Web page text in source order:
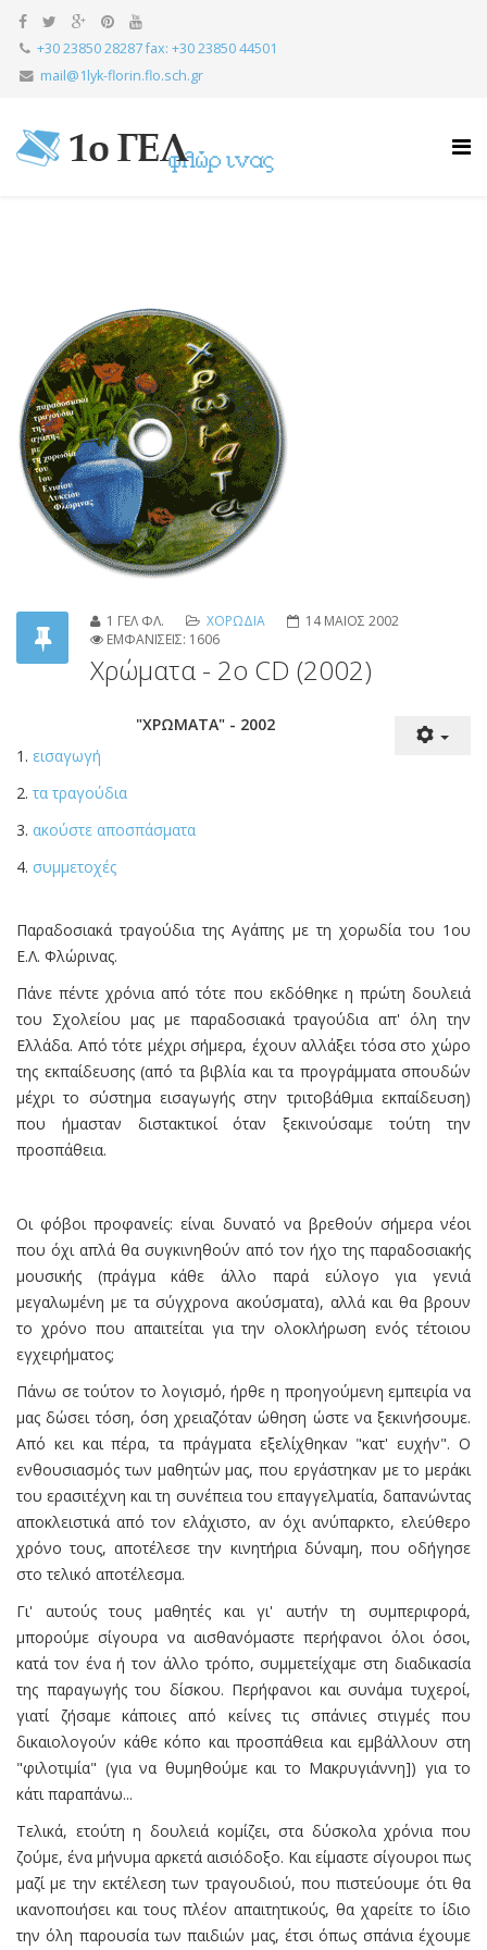
+30 23850 28287 fax: +30 23850 44501
mail@1lyk-florin.flo.sch.gr
1 ΓΕΛ ΦΛ. ΧΟΡΩΔΙΑ
14 ΜΑΙΟΣ 2002
ΕΜΦΑΝΙΣΕΙΣ: 1606
Χρώματα - 2ο CD (2002)
"ΧΡΩΜΑΤΑ" - 2002
1. εισαγωγή
2. τα τραγούδια
3. ακούστε αποσπάσματα
4. συμμετοχές
Παραδοσιακά τραγούδια της Αγάπης με τη χορωδία του 1ου
Ε.Λ. Φλώρινας.
Πάνε πέντε χρόνια από τότε που εκδόθηκε η πρώτη δουλειά
του Σχολείου μας με παραδοσιακά τραγούδια απ' όλη την
Ελλάδα. Από τότε μέχρι σήμερα, έχουν αλλάξει τόσα στο χώρο
της εκπαίδευσης (από τα βιβλία και τα προγράμματα σπουδών
μέχρι το σύστημα εισαγωγής στην τριτοβάθμια εκπαίδευση)
που ήμασταν διστακτικοί όταν ξεκινούσαμε τούτη την
προσπάθεια.
Οι φόβοι προφανείς: είναι δυνατό να βρεθούν σήμερα νέοι
που όχι απλά θα συγκινηθούν από τον ήχο της παραδοσιακής
μουσικής (πράγμα κάθε άλλο παρά εύλογο για γενιά
μεγαλωμένη με τα σύγχρονα ακούσματα), αλλά και θα βρουν
το χρόνο που απαιτείται για την ολοκλήρωση ενός τέτοιου
εγχειρήματος;
Πάνω σε τούτον το λογισμό, ήρθε η προηγούμενη εμπειρία να
μας δώσει τόση, όση χρειαζόταν ώθηση ώστε να ξεκινήσουμε.
Από κει και πέρα, τα πράγματα εξελίχθηκαν "κατ' ευχήν". Ο
ενθουσιασμός των μαθητών μας, που εργάστηκαν με το μεράκι
του ερασιτέχνη και τη συνέπεια του επαγγελματία, δαπανώντας
αποκλειστικά από τον ελάχιστο, αν όχι ανύπαρκτο, ελεύθερο
χρόνο τους, αποτέλεσε την κινητήρια δύναμη, που οδήγησε
στο τελικό αποτέλεσμα.
Γι' αυτούς τους μαθητές και γι' αυτήν τη συμπεριφορά,
μπορούμε σίγουρα να αισθανόμαστε περήφανοι όλοι όσοι,
κατά τον ένα ή τον άλλο τρόπο, συμμετείχαμε στη διαδικασία
της παραγωγής του δίσκου. Περήφανοι και συνάμα τυχεροί,
γιατί ζήσαμε κάποιες από κείνες τις σπάνιες στιγμές που
δικαιολογούν κάθε κόπο και προσπάθεια και εμβάλλουν στη
"φιλοτιμία" (για να θυμηθούμε και το Μακρυγιάννη]) για το
κάτι παραπάνω...
Τελικά, ετούτη η δουλειά κομίζει, στα δύσκολα χρόνια που
ζούμε, ένα μήνυμα αρκετά αισιόδοξο. Και είμαστε σίγουροι πως
μαζί με την εκτέλεση των τραγουδιού, που πιστεύουμε ότι θα
ικανοποιήσει και τους πλέον απαιτητικούς, θα χαρείτε το ίδιο
την όλη παρουσία των παιδιών μας, έτσι όπως σπάνια έχουμε